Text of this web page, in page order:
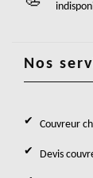
Nos
Couvreur
Devis